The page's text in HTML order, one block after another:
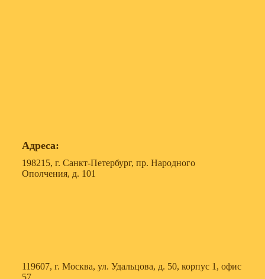
Адреса:
198215, г. Санкт-Петербург, пр. Народного
Ополчения, д. 101
119607, г. Москва, ул. Удальцова, д. 50, корпус 1, офис
57